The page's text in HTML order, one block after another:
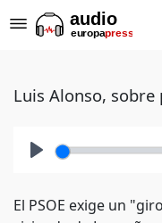
Luis Alonso,
El PSOE exige un